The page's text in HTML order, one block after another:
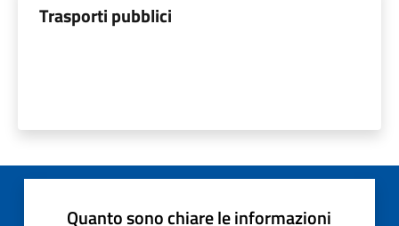
Trasporti pubblici
Quanto sono chiare le informazioni